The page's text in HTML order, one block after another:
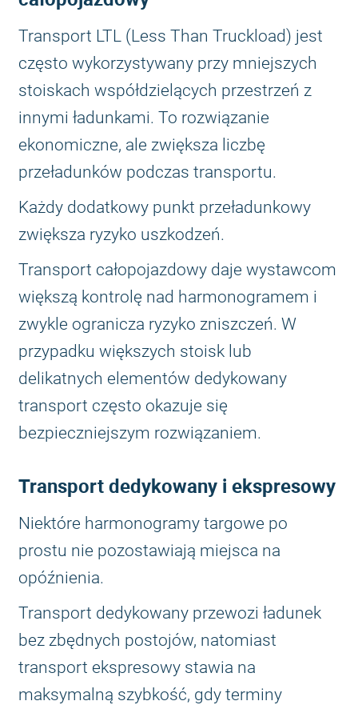
Transport LTL (Less Than Truckload) jest
często wykorzystywany przy mniejszych
stoiskach współdzielących przestrzeń z
innymi ładunkami. To rozwiązanie
ekonomiczne, ale zwiększa liczbę
przeładunków podczas transportu.
Każdy dodatkowy punkt przeładunkowy
zwiększa ryzyko uszkodzeń.
Transport całopojazdowy daje wystawcom
większą kontrolę nad harmonogramem i
zwykle ogranicza ryzyko zniszczeń. W
przypadku większych stoisk lub
delikatnych elementów dedykowany
transport często okazuje się
bezpieczniejszym rozwiązaniem.
Transport dedykowany i ekspresowy
Niektóre harmonogramy targowe po
prostu nie pozostawiają miejsca na
opóźnienia.
Transport dedykowany przewozi ładunek
bez zbędnych postojów, natomiast
transport ekspresowy stawia na
maksymalną szybkość, gdy terminy